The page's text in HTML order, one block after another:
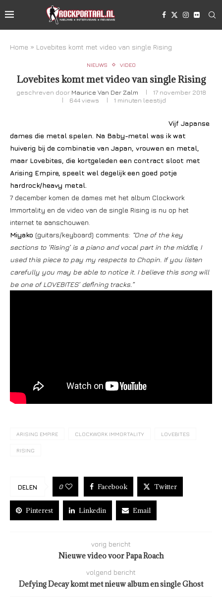
Home » Lovebites komt met video van single Rising
NIEUWS VIDEO
Lovebites komt met video van single Rising
geschreven door Maurice Van Der Zalm
17 november 2018
644views 1 minuten leestijd
Vijf Japanse
dames die metal spelen. Na Baby-metal was ik wat
huiverig bij de combinatie van Japan, vrouwen en metal,
maar Lovebites, die kortgeleden een contract sloot met
Arising Empire, speelt wel degelijk een goed potje
hardrock/heavy metal.
7 december komen de dames met het album Clockwork
Immortality en de video van de single Rising is nu op het
internet te aanschouwen.
Miyako (guitars/keyboard) comments: “One of the key
sections to ‘Rising’ is a piano and vocal part in the middle, I
used this piece to pay my respects to Chopin. If you listen
carefully you may be able to notice it. I believe this song will
be one of LOVEBITES’ defining tracks.”
ARISING EMPIRE CLOCKWORK IMMORTALITY LOVEBITES
RISING
DELEN 0 Facebook Twitter
Pinterest Linkedin Email
vorig bericht
Nieuwe video voor Papa Roach
volgend bericht
Defying Decay komt met nieuw album en single Ghost